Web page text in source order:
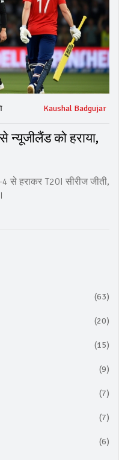
Kaushal Badgujar
को हराया,
से हराकर T20I सीरीज जीती,
(63)
(20)
(15)
(9)
(7)
(7)
(6)